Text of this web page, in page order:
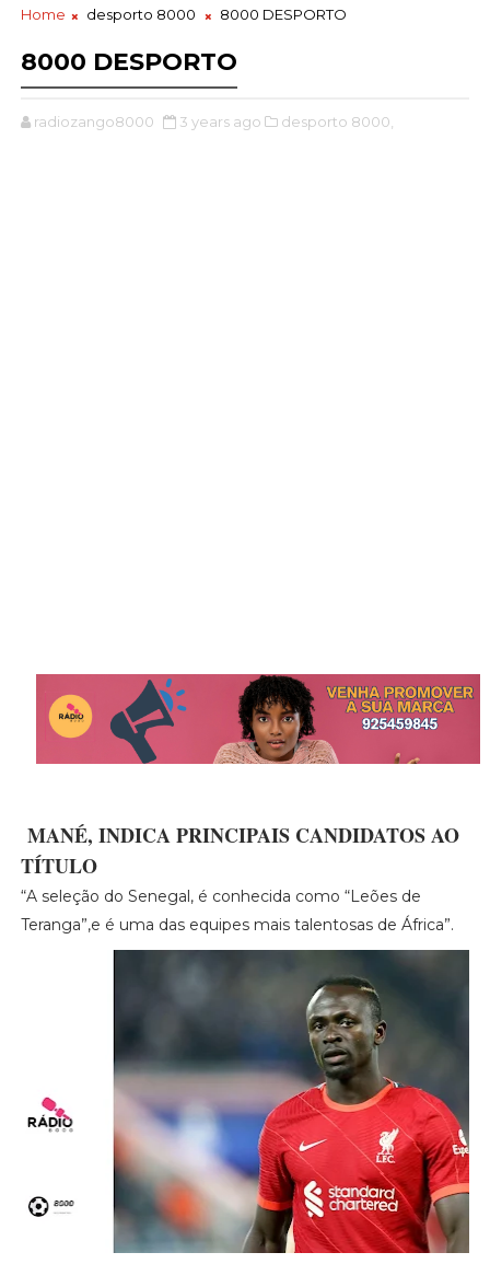
Home desporto 8000 8000 DESPORTO
8000 DESPORTO
radiozango8000 3 years ago desporto 8000,
MANÉ, INDICA PRINCIPAIS CANDIDATOS AO
TÍTULO
“A seleção do Senegal, é conhecida como “Leões de
Teranga”,e é uma das equipes mais talentosas de África”.